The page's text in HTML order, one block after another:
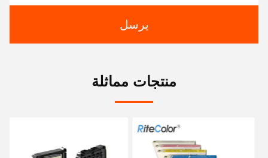
يرسل
منتجات مماثلة